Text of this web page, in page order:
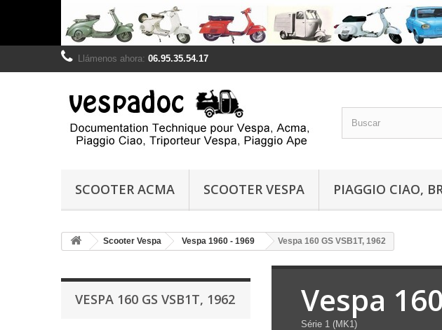
Llámenos ahora: 06.95.35.54.17
SCOOTER ACMA SCOOTER VESPA PIAGGIO CIAO,
Scooter Vespa Vespa 1960 - 1969 Vespa 160 GS VSB1T, 1962
VESPA 160 GS VSB1T, 1962 Vespa
Série 1 (MK1)